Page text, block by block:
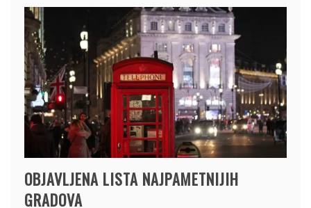
OBJAVLJENA LISTA NAJPAMETNIJIH
GRADOVA